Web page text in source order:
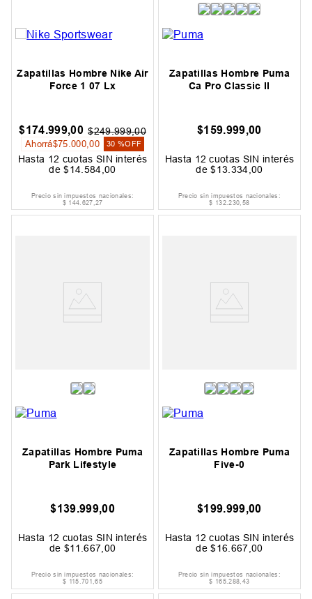
Zapatillas Hombre Nike Air
Force 1 07 Lx
$174.999,00 $249.999,00
Ahorrá$75 .000 ,00 30 %OFF
Hasta 12 cuotas SIN interés
de$14 584 ,00
Precio sin impuestos nacionales:
$ 144.627,27
Zapatillas Hombre Puma
Ca Pro Classic II
$159.999,00
Hasta 12 cuotas SIN interés
de$13 334 00
Precio sin impuestos nacionales:
$ 132.230,58
Zapatillas Hombre Puma
Park Lifestyle
$139.999,00
Hasta 12 cuotas SIN interés
de $11 .667 00
Precio sin impuestos nacionales:
$ 115.701,65
Zapatillas Hombre Puma
Five-0
$199.999,00
Hasta 12 cuotas SIN interés
de$16 667 00
Precio sin impuestos nacionales:
$ 165.288,43